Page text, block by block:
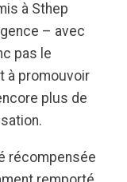
à Sthep
– avec
pas le
à promouvoir
plus de
récompensée